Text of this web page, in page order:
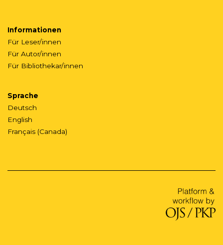
Informationen
Für Leser/innen
Für Autor/innen
Für Bibliothekar/innen
Sprache
Deutsch
English
Français (Canada)